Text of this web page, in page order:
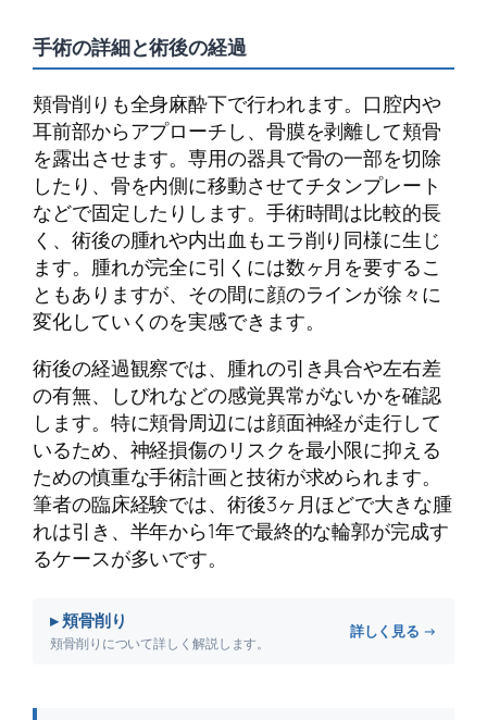
手術の詳細と術後の経過
頬骨削りも全身麻酔下で行われます。口腔内や
耳前部からアプローチし、骨膜を剥離して頬骨
を露出させます。専用の器具で骨の一部を切除
したり、骨を内側に移動させてチタンプレート
などで固定したりします。手術時間は比較的長
く、術後の腫れや内出血もエラ削り同様に生じ
ます。腫れが完全に引くには数ヶ月を要するこ
ともありますが、その間に顔のラインが徐々に
変化していくのを実感できます。
術後の経過観察では、腫れの引き具合や左右差
の有無、しびれなどの感覚異常がないかを確認
します。特に頬骨周辺には顔面神経が走行して
いるため、神経損傷のリスクを最小限に抑える
ための慎重な手術計画と技術が求められます。
筆者の臨床経験では、術後3ヶ月ほどで大きな腫
れは引き、半年から1年で最終的な輪郭が完成す
るケースが多いです。
▸ 頬骨削り
頬骨削りについて詳しく解説します。
詳しく見る →